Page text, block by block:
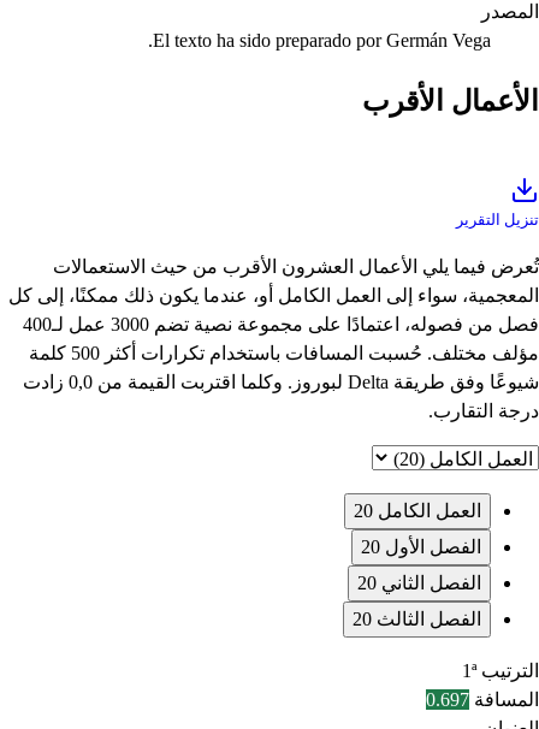
المصدر
El texto ha sido preparado por Germán Vega.
الأعمال الأقرب
تنزيل التقرير
تُعرض فيما يلي الأعمال العشرون الأقرب من حيث الاستعمالات
المعجمية، سواء إلى العمل الكامل أو، عندما يكون ذلك ممكنًا، إلى كل
فصل من فصوله، اعتمادًا على مجموعة نصية تضم 3000 عمل لـ400
مؤلف مختلف. حُسبت المسافات باستخدام تكرارات أكثر 500 كلمة
شيوعًا وفق طريقة Delta لبوروز. وكلما اقتربت القيمة من 0,0 زادت
درجة التقارب.
العمل الكامل 20
الفصل الأول 20
الفصل الثاني 20
الفصل الثالث 20
الترتيب 1ª
المسافة 0.697